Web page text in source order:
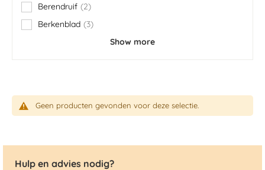
Geen producten gevonden voor deze selectie.
Hulp en advies nodig?
Berendruif
2
items
Berkenblad
3
items
Show more